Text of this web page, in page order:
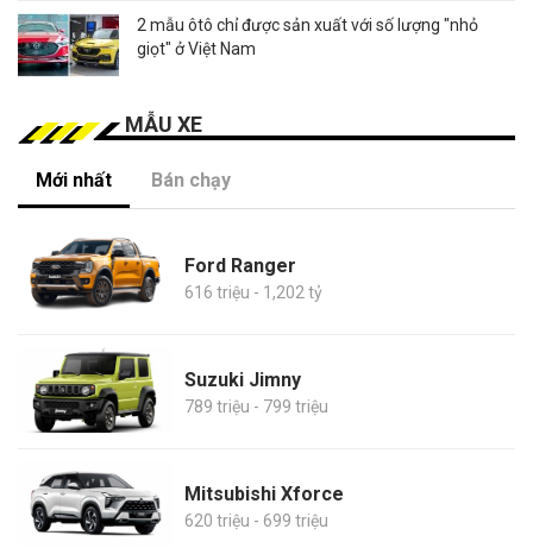
2 mẫu ôtô chỉ được sản xuất với số lượng "nhỏ
giọt" ở Việt Nam
MẪU XE
Mới nhất Bán chạy
Ford Ranger
616 triệu - 1,202 tỷ
Suzuki Jimny
789 triệu - 799 triệu
Mitsubishi Xforce
620 triệu - 699 triệu